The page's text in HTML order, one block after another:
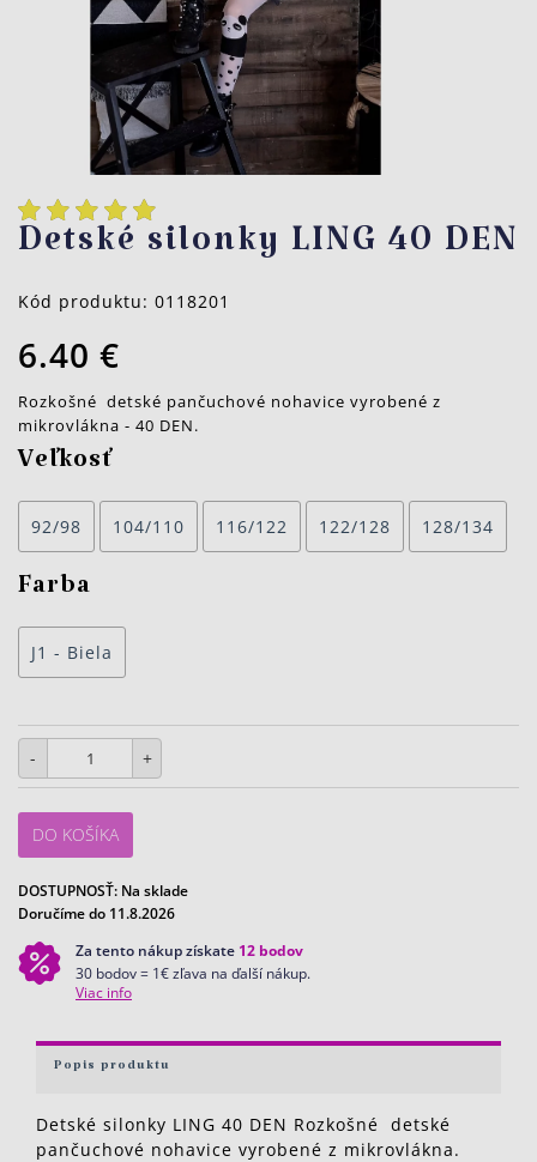
Detské silonky LING 40 DEN
Kód produktu: 0118201
6.40 €
Rozkošné detské pančuchové nohavice vyrobené z
mikrovlákna - 40 DEN.
Veľkosť
92/98 104/110 116/122 122/128 128/134
Farba
J1 - Biela
- +
DO KOŠÍKA
DOSTUPNOSŤ: Na sklade
Doručíme do 11.8.2026
Za tento nákup získate 12 bodov
30 bodov = 1€ zľava na ďalší nákup.
Viac info
Popis produktu
Detské silonky LING 40 DEN Rozkošné detské
pančuchové nohavice vyrobené z mikrovlákna.